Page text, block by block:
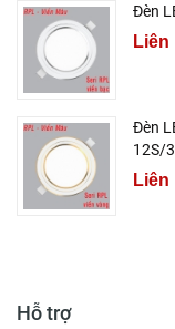
Đèn
Liên
Đèn
12S/
Liên
Hỗ trợ